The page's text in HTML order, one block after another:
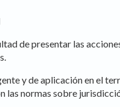
de presentar las
y de aplicación en el
normas sobre